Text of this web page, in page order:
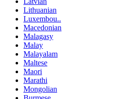
Lithuanian
Luxembou..
Macedonian
Malagasy
Malay
Malayalam
Maltese
Maori
Marathi
Mongolian